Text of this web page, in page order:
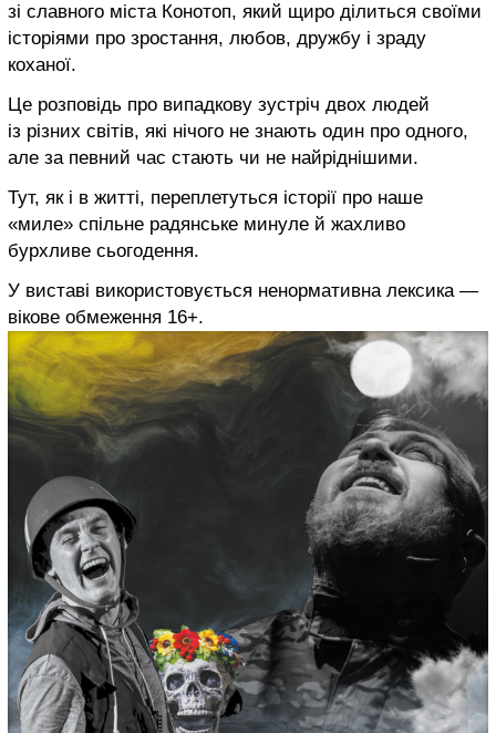
зі славного міста Конотоп, який щиро ділиться своїми
історіями про зростання, любов, дружбу і зраду
коханої.
Це розповідь про випадкову зустріч двох людей
із різних світів, які нічого не знають один про одного,
але за певний час стають чи не найріднішими.
Тут, як і в житті, переплетуться історії про наше
«миле» спільне радянське минуле й жахливо
бурхливе сьогодення.
У виставі використовується ненормативна лексика —
вікове обмеження 16+.